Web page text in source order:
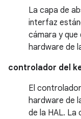
La capa de
interfaz
cámara y que
hardware de
controlador del
El
hardware de
de la HAL.